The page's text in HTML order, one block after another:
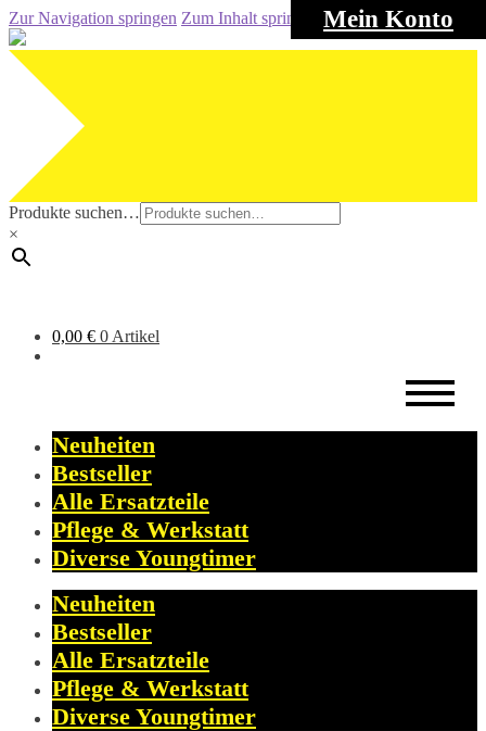
Mein Konto
Zur Navigation springen Zum Inhalt springen
Produkte suchen…
×
0,00 € 0 Artikel
Neuheiten
Bestseller
Alle Ersatzteile
Pflege & Werkstatt
Diverse Youngtimer
Neuheiten
Bestseller
Alle Ersatzteile
Pflege & Werkstatt
Diverse Youngtimer